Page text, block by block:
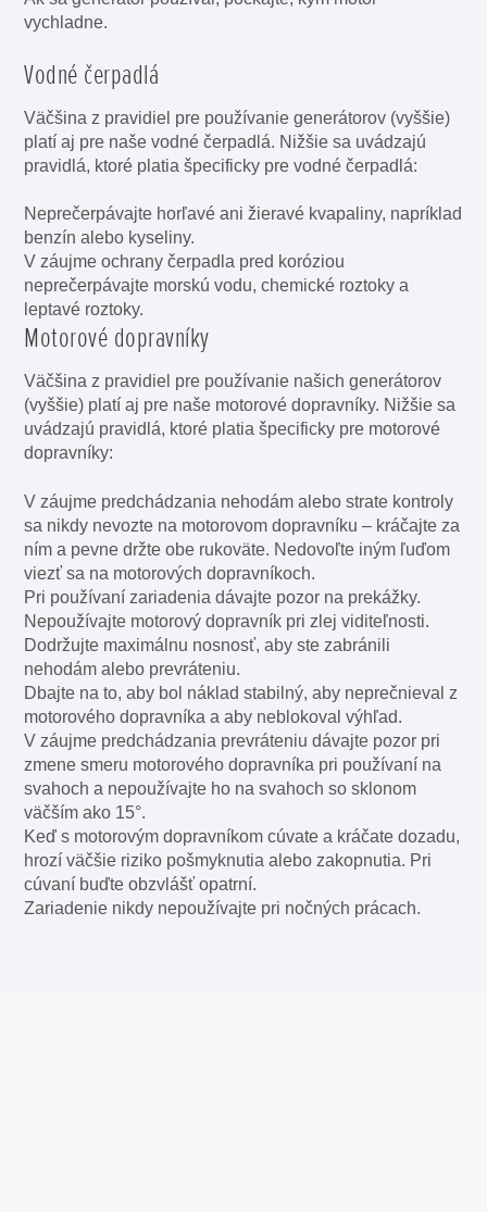
vychladne.
Vodné čerpadlá
Väčšina z pravidiel pre používanie generátorov (vyššie)
platí aj pre naše vodné čerpadlá. Nižšie sa uvádzajú
pravidlá, ktoré platia špecificky pre vodné čerpadlá:
Neprečerpávajte horľavé ani žieravé kvapaliny, napríklad
benzín alebo kyseliny.
V záujme ochrany čerpadla pred koróziou
neprečerpávajte morskú vodu, chemické roztoky a
leptavé roztoky.
Motorové dopravníky
Väčšina z pravidiel pre používanie našich generátorov
(vyššie) platí aj pre naše motorové dopravníky. Nižšie sa
uvádzajú pravidlá, ktoré platia špecificky pre motorové
dopravníky:
V záujme predchádzania nehodám alebo strate kontroly
sa nikdy nevozte na motorovom dopravníku – kráčajte za
ním a pevne držte obe rukoväte. Nedovoľte iným ľuďom
viezť sa na motorových dopravníkoch.
Pri používaní zariadenia dávajte pozor na prekážky.
Nepoužívajte motorový dopravník pri zlej viditeľnosti.
Dodržujte maximálnu nosnosť, aby ste zabránili
nehodám alebo prevráteniu.
Dbajte na to, aby bol náklad stabilný, aby neprečnieval z
motorového dopravníka a aby neblokoval výhľad.
V záujme predchádzania prevráteniu dávajte pozor pri
zmene smeru motorového dopravníka pri používaní na
svahoch a nepoužívajte ho na svahoch so sklonom
väčším ako 15°.
Keď s motorovým dopravníkom cúvate a kráčate dozadu,
hrozí väčšie riziko pošmyknutia alebo zakopnutia. Pri
cúvaní buďte obzvlášť opatrní.
Zariadenie nikdy nepoužívajte pri nočných prácach.